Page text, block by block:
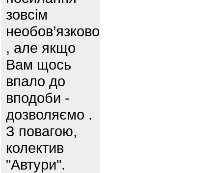
зовсім
необов’язково
, але якщо
Вам щось
впало до
вподоби -
дозволяємо .
З повагою,
колектив
"Автури".